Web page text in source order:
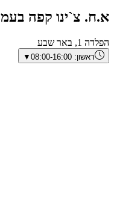
א.ח. צ`ינו קפה בעמ
הפלדה 1, באר שבע
ראשון: 08:00-16:00
▼